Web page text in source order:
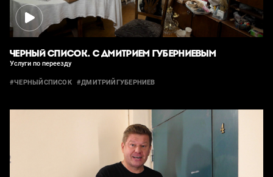
ЧЕРНЫЙ СПИСОК. С ДМИТРИЕМ ГУБЕРНИЕВЫМ
Услуги по переезду
#ЧЕРНЫЙСПИСОК #ДМИТРИЙГУБЕРНИЕВ